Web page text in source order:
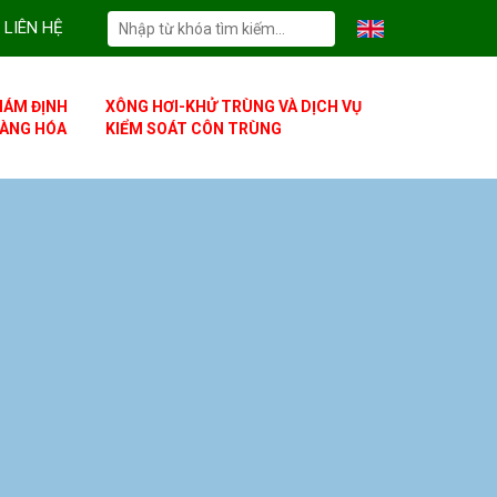
LIÊN HỆ
ĐỊNH
HÓA
XÔNG HƠI-KHỬ TRÙNG VÀ DỊCH VỤ
KIỂM SOÁT CÔN TRÙNG